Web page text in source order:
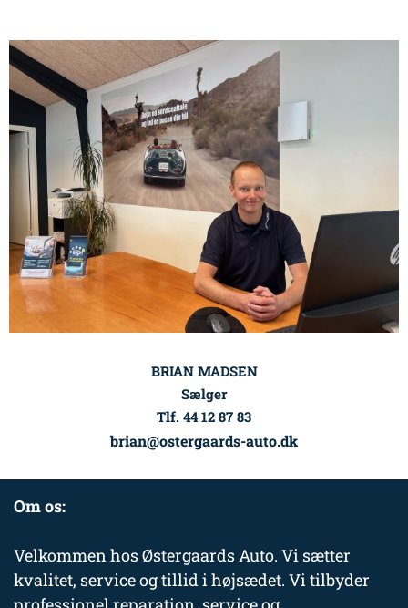
BRIAN MADSEN
Sælger
Tlf. 44 12 87 83
brian@ostergaards-auto.dk
Om os:
Velkommen hos Østergaards Auto. Vi sætter
kvalitet, service og tillid i højsædet. Vi tilbyder